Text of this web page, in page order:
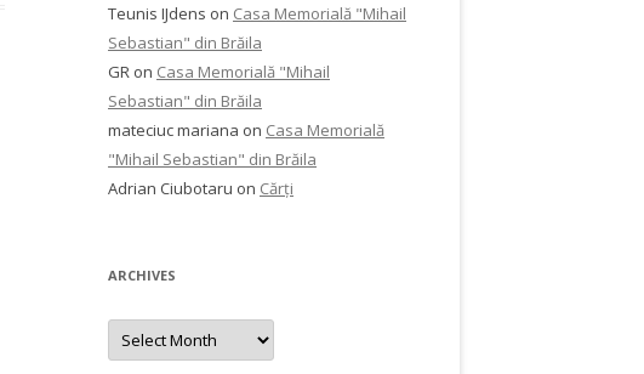
Teunis IJdens on Casa Memorială "Mihail
Sebastian" din Brăila
GR on Casa Memorială "Mihail
Sebastian" din Brăila
mateciuc mariana on Casa Memorială
"Mihail Sebastian" din Brăila
Adrian Ciubotaru on Cărți
ARCHIVES
Archives